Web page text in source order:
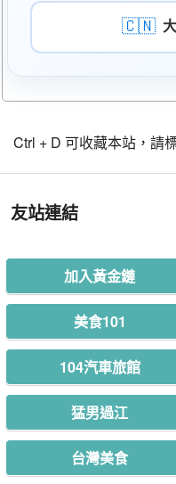
🇨🇳
Ctrl + D 可收藏本站，請
友站連結
加入黃金鏈
美食101
104汽車旅館
猛男過江
台灣美食